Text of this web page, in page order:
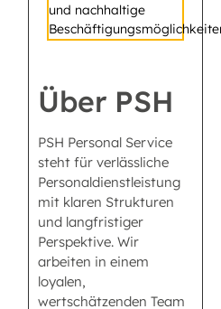
und nachhaltige
Über PSH
PSH Personal Service
steht für verlässliche
Personaldienstleistung
mit klaren Strukturen
und langfristiger
Perspektive. Wir
arbeiten in einem
loyalen,
wertschätzenden Team